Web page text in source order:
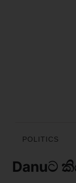
POLITICS